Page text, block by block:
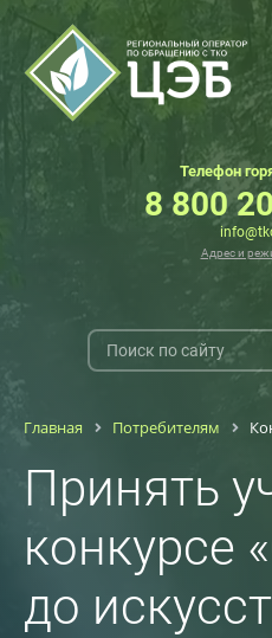
Телефон
8 800
Адрес и
Главная Потребителям
Принять
конкурсе
до